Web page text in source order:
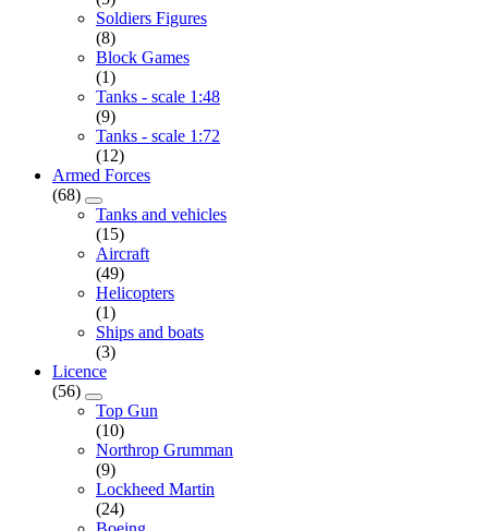
Soldiers Figures
(8)
Block Games
(1)
Tanks - scale 1:48
(9)
Tanks - scale 1:72
(12)
Armed Forces
(68)
Tanks and vehicles
(15)
Aircraft
(49)
Helicopters
(1)
Ships and boats
(3)
Licence
(56)
Top Gun
(10)
Northrop Grumman
(9)
Lockheed Martin
(24)